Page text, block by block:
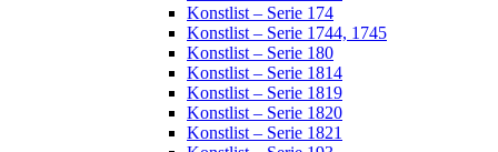
Konstlist – Serie 174
Konstlist – Serie 1744, 1745
Konstlist – Serie 180
Konstlist – Serie 1814
Konstlist – Serie 1819
Konstlist – Serie 1820
Konstlist – Serie 1821